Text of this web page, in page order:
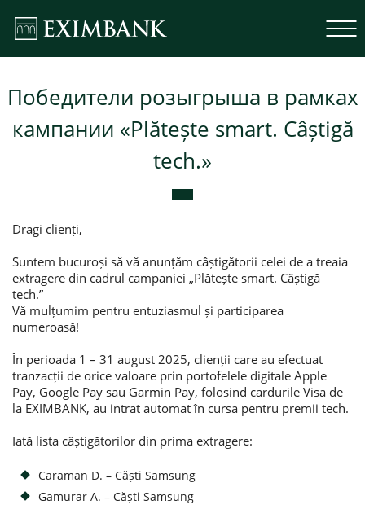
Потребительские кредиты
Ипотечные кредиты
Победители розыгрыша в рамках
кампании «Plătește smart. Câștigă
tech.»
Dragi clienți,
Suntem bucuroși să vă anunțăm câștigătorii celei de a treaia
extragere din cadrul campaniei „Plătește smart. Câștigă
tech.”
Vă mulțumim pentru entuziasmul și participarea
numeroasă!
În perioada 1 – 31 august 2025, clienții care au efectuat
tranzacții de orice valoare prin portofelele digitale Apple
Pay, Google Pay sau Garmin Pay, folosind cardurile Visa de
la EXIMBANK, au intrat automat în cursa pentru premii tech.
Iată lista câștigătorilor din prima extragere:
Caraman D. – Căști Samsung
Gamurar A. – Căști Samsung